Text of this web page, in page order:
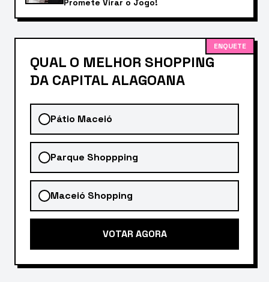
Promete Virar o Jogo!
ENQUETE
QUAL O MELHOR SHOPPING
DA CAPITAL ALAGOANA
Pátio Maceió
Parque Shoppping
Maceió Shopping
VOTAR AGORA